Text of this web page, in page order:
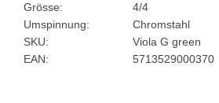
Grösse:
4/4
Umspinnung:
Chromstahl
SKU:
Viola G green
EAN:
5713529000370